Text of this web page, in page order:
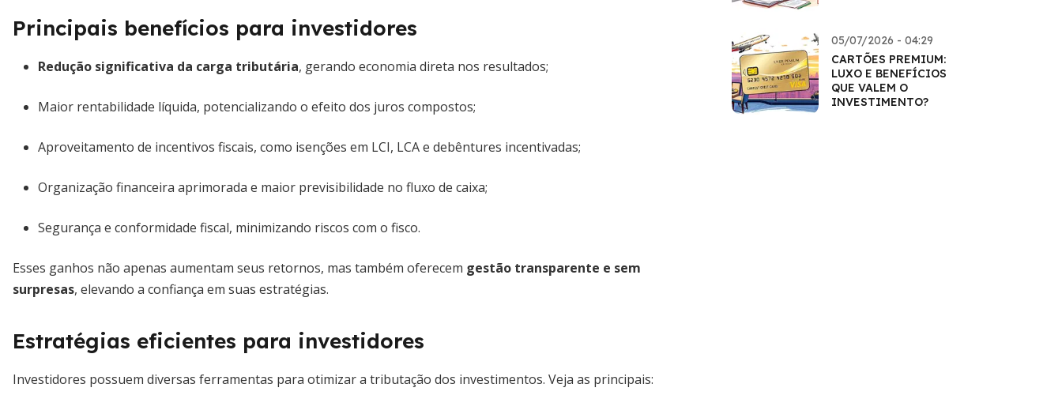
Principais benefícios para investidores
Redução significativa da carga tributária, gerando economia direta nos resultados;
Maior rentabilidade líquida, potencializando o efeito dos juros compostos;
Aproveitamento de incentivos fiscais, como isenções em LCI, LCA e debêntures incentivadas;
Organização financeira aprimorada e maior previsibilidade no fluxo de caixa;
Segurança e conformidade fiscal, minimizando riscos com o fisco.
Esses ganhos não apenas aumentam seus retornos, mas também oferecem gestão transparente e sem
surpresas, elevando a confiança em suas estratégias.
Estratégias eficientes para investidores
Investidores possuem diversas ferramentas para otimizar a tributação dos investimentos. Veja as principais:
05/07/2026 - 04:29
CARTÕES PREMIUM:
LUXO E BENEFÍCIOS
QUE VALEM O
INVESTIMENTO?